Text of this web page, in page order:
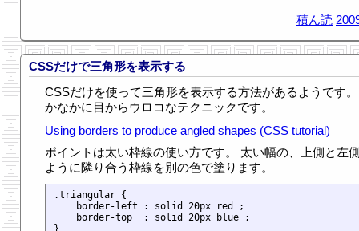
積ん読
CSSだけで三角形を表示する
CSSだけを使って三角形を表示する方法があるようです
かなかに目からウロコなテクニックです。
Using borders to produce angled shapes (CSS tutorial)
ポイントは太い枠線の使い方です。 太い幅の、上側と左
ように隣り合う枠線を別の色で塗ります。
.triangular {
    border-left : solid 20px red ;
    border-top  : solid 20px blue ;